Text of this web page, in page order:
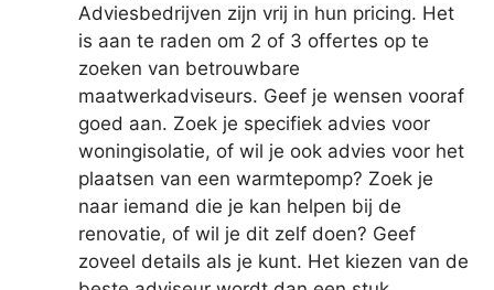
Adviesbedrijven zijn vrij in hun pricing. Het
is aan te raden om 2 of 3 offertes op te
zoeken van betrouwbare
maatwerkadviseurs. Geef je wensen vooraf
goed aan. Zoek je specifiek advies voor
woningisolatie, of wil je ook advies voor het
plaatsen van een warmtepomp? Zoek je
naar iemand die je kan helpen bij de
renovatie, of wil je dit zelf doen? Geef
zoveel details als je kunt. Het kiezen van de